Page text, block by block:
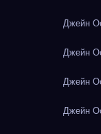
Джейн
Джейн
Джейн
Джейн